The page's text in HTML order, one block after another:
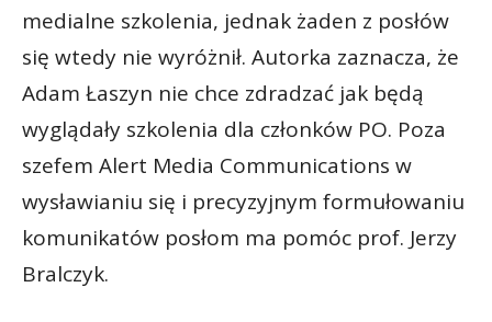
medialne szkolenia, jednak żaden z posłów
się wtedy nie wyróżnił. Autorka zaznacza, że
Adam Łaszyn nie chce zdradzać jak będą
wyglądały szkolenia dla członków PO. Poza
szefem Alert Media Communications w
wysławianiu się i precyzyjnym formułowaniu
komunikatów posłom ma pomóc prof. Jerzy
Bralczyk.